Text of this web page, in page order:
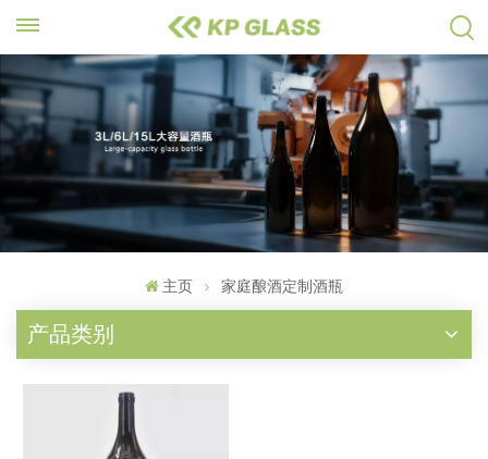
主页 家庭酿酒定制酒瓶
产品类别